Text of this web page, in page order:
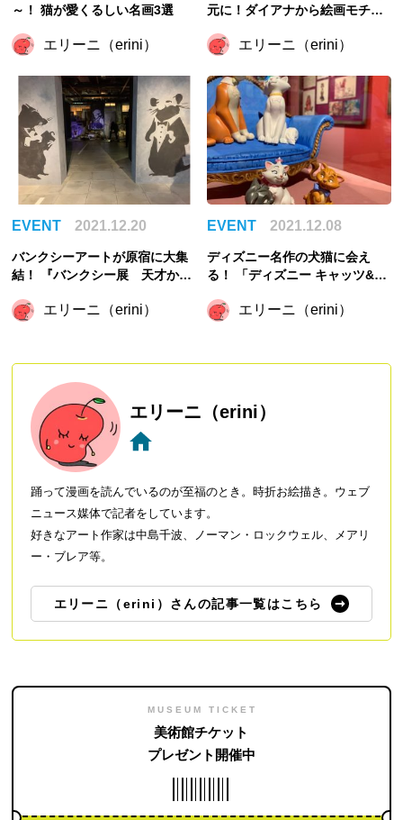
～！ 猫が愛くるしい名画3選
エリーニ（erini）
元に！ダイアナから絵画モチー
エリーニ（erini）
EVENT 2021.12.20
バンクシーアートが原宿に大集
結！ 『バンクシー展 天才か反
エリーニ（erini）
EVENT 2021.12.08
ディズニー名作の犬猫に会え
る！ 「ディズニー キャッツ&ド
エリーニ（erini）
エリーニ（erini）
踊って漫画を読んでいるのが至福のとき。時折お絵描き。ウェブ
ニュース媒体で記者をしています。
好きなアート作家は中島千波、ノーマン・ロックウェル、メアリ
ー・ブレア等。
エリーニ（erini）さんの記事一覧はこちら
MUSEUM TICKET
美術館チケット
プレゼント開催中